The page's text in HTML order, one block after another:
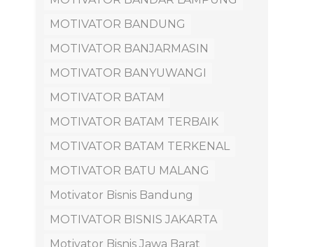
MOTIVATOR BANDUNG
MOTIVATOR BANJARMASIN
MOTIVATOR BANYUWANGI
MOTIVATOR BATAM
MOTIVATOR BATAM TERBAIK
MOTIVATOR BATAM TERKENAL
MOTIVATOR BATU MALANG
Motivator Bisnis Bandung
MOTIVATOR BISNIS JAKARTA
Motivator Bisnis Jawa Barat